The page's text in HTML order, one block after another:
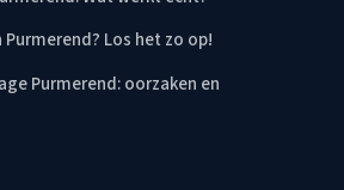
Los het zo op!
Purmerend: oorzaken en